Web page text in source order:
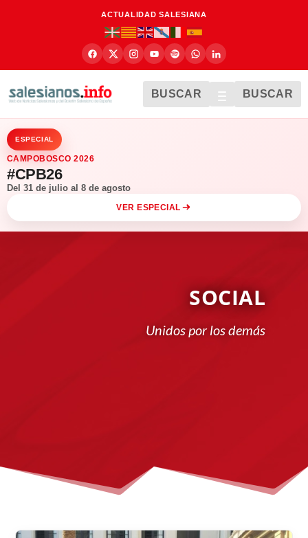
ACTUALIDAD SALESIANA
BUSCAR BUSCAR
ESPECIAL
CAMPOBOSCO 2026
#CPB26
Del 31 de julio al 8 de agosto
VER ESPECIAL
SOCIAL
Unidos por los demás